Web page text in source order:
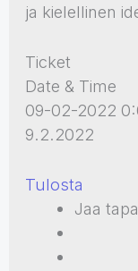
ja kielellinen
Ticket
Date & Time
09-02-2022
9.2.2022
Tulosta
Jaa